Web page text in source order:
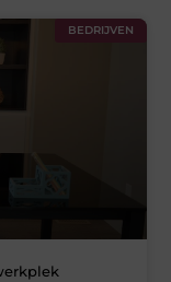
BEDRIJVEN